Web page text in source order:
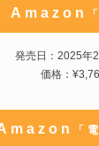
Amazon
発売日：2025年
価格：
「